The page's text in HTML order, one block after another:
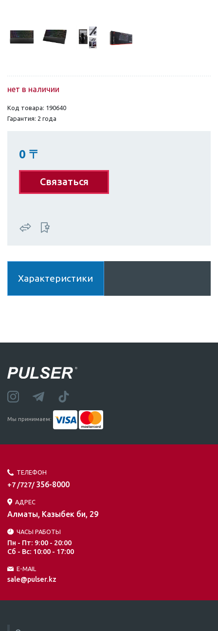
нет в наличии
Код товара: 190640
Гарантия: 2 года
0 〒
Связаться
Характеристики
Мы принимаем:
ТЕЛЕФОН
+7 /727/ 356-8000
АДРЕС
Алматы, Казыбек би, 29
ЧАСЫ РАБОТЫ
Пн - Пт: 9:00 - 20:00
Сб - Вс: 10:00 - 17:00
E-MAIL
sale@pulser.kz